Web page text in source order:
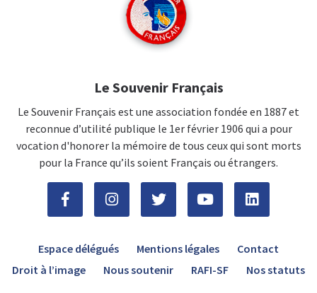
Le Souvenir Français
Le Souvenir Français est une association fondée en 1887 et
reconnue d’utilité publique le 1er février 1906 qui a pour
vocation d'honorer la mémoire de tous ceux qui sont morts
pour la France qu’ils soient Français ou étrangers.
Espace délégués Mentions légales
Contact
Droit à l’image
Nous soutenir RAFI-SF Nos statuts